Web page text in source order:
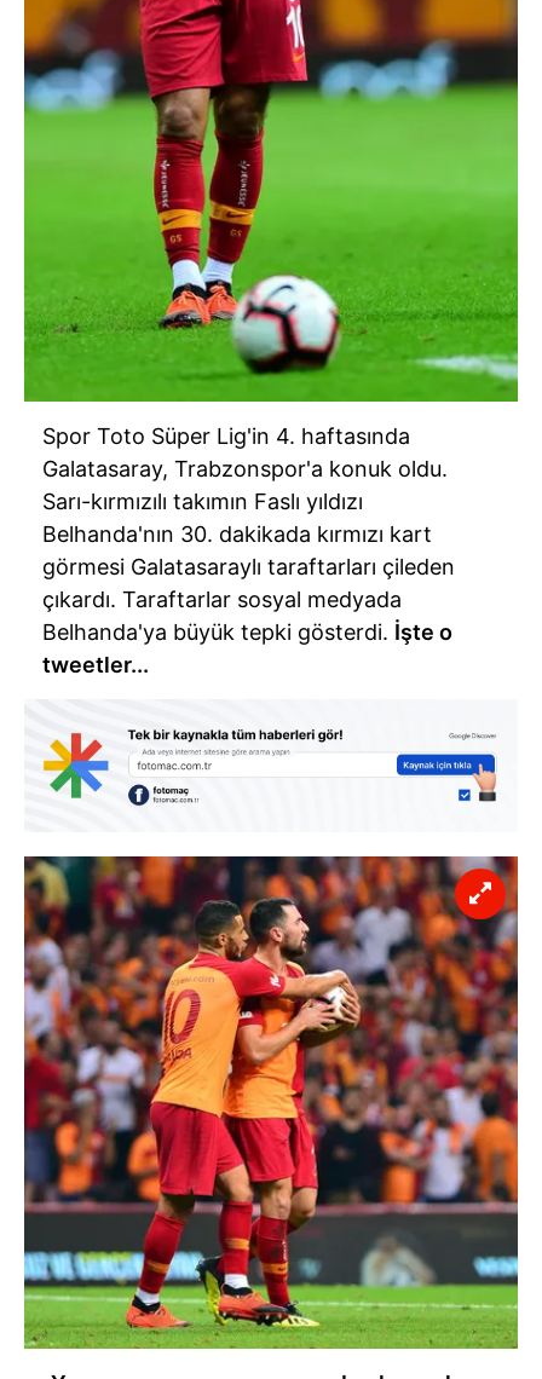
Spor Toto Süper Lig'in 4. haftasında
Galatasaray, Trabzonspor'a konuk oldu.
Sarı-kırmızılı takımın Faslı yıldızı
Belhanda'nın 30. dakikada kırmızı kart
görmesi Galatasaraylı taraftarları çileden
çıkardı. Taraftarlar sosyal medyada
Belhanda'ya büyük tepki gösterdi. İşte o
tweetler...